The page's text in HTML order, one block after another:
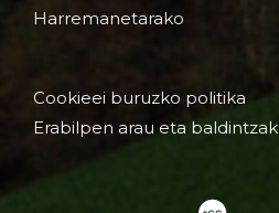
Harremanetarako
Cookieei buruzko politika
Erabilpen arau eta baldintzak